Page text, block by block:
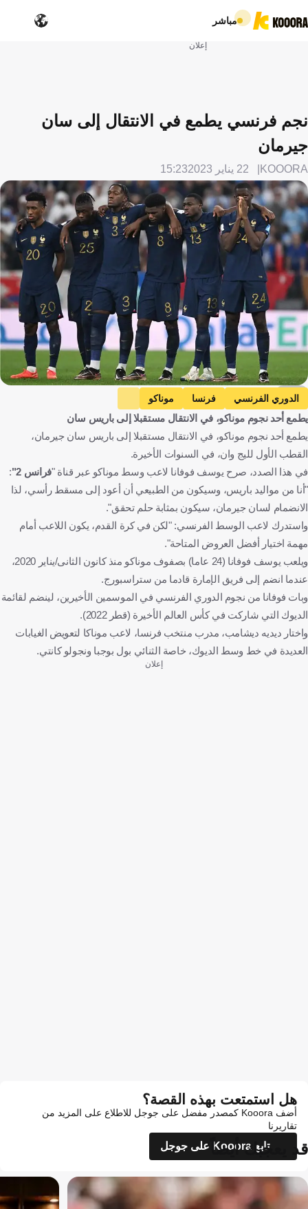
مباشر
إعلان
نجم فرنسي يطمع في الانتقال إلى سان
جيرمان
KOOORA 22 يناير 2023 15:23
AFP
الدوري الفرنسي فرنسا
موناكو
باريس سان جيرمان
يوسف فوفانا الإنتقالات
يطمع أحد نجوم موناكو، في الانتقال مستقبلا إلى باريس سان
يطمع أحد نجوم موناكو، في الانتقال مستقبلا إلى باريس سان جيرمان،
القطب الأول لليج وان، في السنوات الأخيرة.
في هذا الصدد، صرح يوسف فوفانا لاعب وسط موناكو عبر قناة "فرانس 2"
:
"أنا من مواليد باريس، وسيكون من الطبيعي أن أعود إلى مسقط رأسي، لذا
الانضمام لسان جيرمان، سيكون بمثابة حلم تحقق".
واستدرك لاعب الوسط الفرنسي: "لكن في كرة القدم، يكون اللاعب أمام
مهمة اختيار أفضل العروض المتاحة".
ويلعب يوسف فوفانا (24 عاما) بصفوف موناكو منذ كانون الثانى/يناير 2020،
عندما انضم إلى فريق الإمارة قادما من ستراسبورج.
وبات فوفانا من نجوم الدوري الفرنسي في الموسمين الأخيرين، لينضم لقائمة
الديوك التي شاركت في كأس العالم الأخيرة (قطر 2022).
واختار ديديه ديشامب، مدرب منتخب فرنسا، لاعب موناكا لتعويض الغيابات
العديدة في خط وسط الديوك، خاصة الثنائي بول بوجبا ونجولو كانتي.
إعلان
هل استمتعت بهذه القصة؟
أضف Kooora كمصدر مفضل على جوجل للاطلاع على المزيد من
تقاريرنا
تابع Kooora على جوجل
قد يعجبك أيضاً